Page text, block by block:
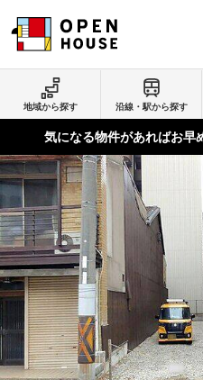
地域から探す 沿線・駅から探す
気になる物件があればお早